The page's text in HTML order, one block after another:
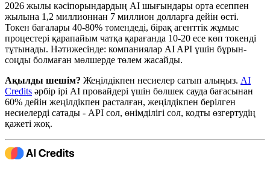
2026 жылы кәсіпорындардың AI шығындары орта есеппен
жылына 1,2 миллионнан 7 миллион долларға дейін өсті.
Токен бағалары 40-80% төмендеді, бірақ агенттік жұмыс
процестері қарапайым чатқа қарағанда 10-20 есе көп токенді
тұтынады. Нәтижесінде: компаниялар AI API үшін бұрын-
соңды болмаған мөлшерде төлем жасайды.
Ақылды шешім? Жеңілдікпен несиелер сатып алыңыз. AI
Credits әрбір ірі AI провайдері үшін бөлшек сауда бағасынан
60% дейін жеңілдікпен расталған, жеңілдікпен берілген
несиелерді сатады - API сол, өнімділігі сол, кодты өзгертудің
қажеті жоқ.